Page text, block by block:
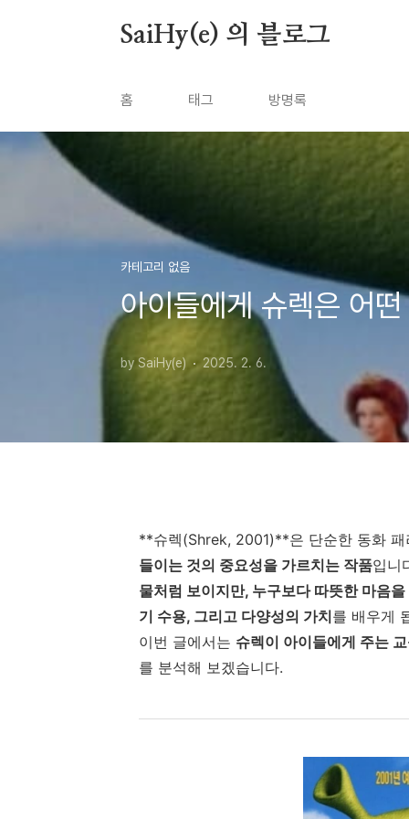
SaiHy(e) 의 블로그
홈 태그 방명록
카테고리 없음
아이들에게 슈렉은 어
by SaiHy(e) 2025. 2. 6.
**슈렉(Shrek, 2001)**은 단순한 동화
들이는 것의 중요성을 가르치는 작품입니
물처럼 보이지만, 누구보다 따뜻한 마음
기 수용, 그리고 다양성의 가치를 배우게
이번 글에서는 슈렉이 아이들에게 주는
를 분석해 보겠습니다.